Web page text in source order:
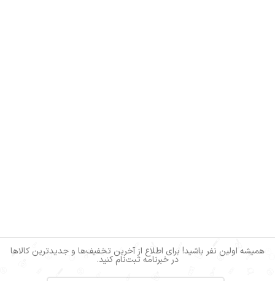
همیشه اولین نفر باشید! برای اطلاع از آخرین تخفیف‌ها و جدیدترین کالاها
در خبرنامه ثبت‌نام کنید.